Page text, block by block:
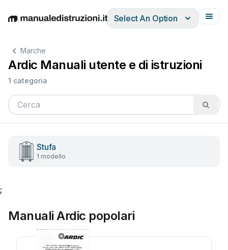
EnglishDeutschEspañolItalianoFrançais
Select An Option
Marche
Ardic Manuali utente e di istruzioni
1 categoria
Stufa
1 modello
;
Manuali Ardic popolari